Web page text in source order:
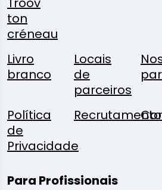
ton
créneau
Livro
branco
Locais
de
parceiros
Política
de
Privacidade
Recrutamento
Para Profissionais